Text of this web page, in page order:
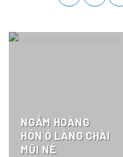
NGẮM HOÀNG
HÔN Ở LÀNG CHÀI
MŨI NÉ